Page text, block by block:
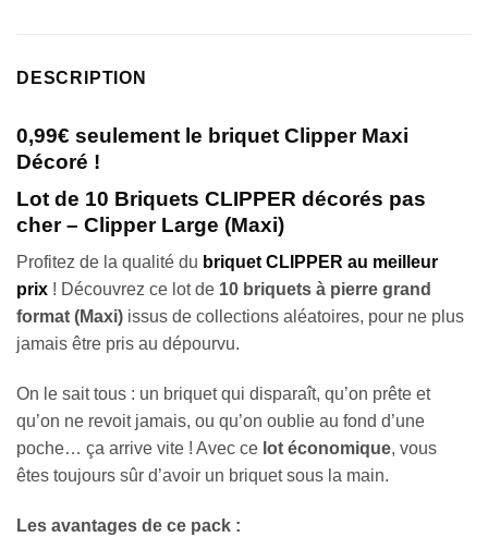
DESCRIPTION
0,99€ seulement le briquet Clipper Maxi
Décoré !
Lot de 10 Briquets CLIPPER décorés pas
cher – Clipper Large (Maxi)
Profitez de la qualité du briquet CLIPPER au meilleur
prix ! Découvrez ce lot de 10 briquets à pierre grand
format (Maxi) issus de collections aléatoires, pour ne plus
jamais être pris au dépourvu.
On le sait tous : un briquet qui disparaît, qu’on prête et
qu’on ne revoit jamais, ou qu’on oublie au fond d’une
poche… ça arrive vite ! Avec ce lot économique, vous
êtes toujours sûr d’avoir un briquet sous la main.
Les avantages de ce pack :